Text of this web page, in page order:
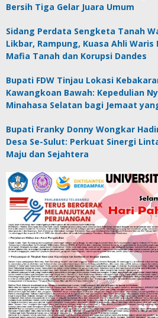
Bersih Tiga Gelar Juara Umum
Sidang Perdata Sengketa Tanah
Likbar, Rampung, Kuasa Ahli
Mafia Tanah dan Korupsi Dandes
Bupati FDW Tinjau Lokasi
Kawangkoan Bawah: Kepedulian
Minahasa Selatan bagi Jemaat
Bupati Franky Donny Wongkar
Desa Se-Sulut: Perkuat Sinergi
Maju dan Sejahtera